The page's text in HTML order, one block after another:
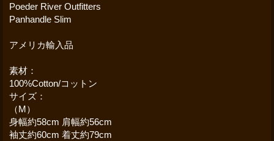
Poeder River Outfitters
Panhandle Slim
アメリカ輸入品
素材：
100%Cotton/コットン
サイズ：
（M）
身幅約58cm 肩幅約56cm
袖丈約60cm 着丈約79cm